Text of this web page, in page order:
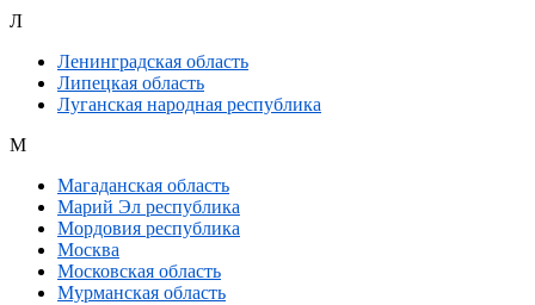
Л
Ленинградская область
Липецкая область
Луганская народная республика
М
Магаданская область
Марий Эл республика
Мордовия республика
Москва
Московская область
Мурманская область